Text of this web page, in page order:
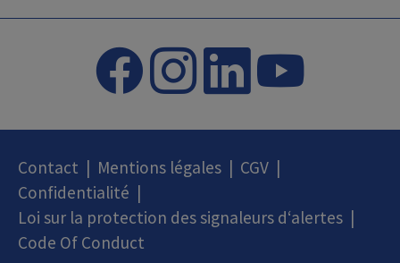
Contact Mentions légales CGV
Confidentialité
Loi sur la protection des signaleurs d‘alertes
Code Of Conduct